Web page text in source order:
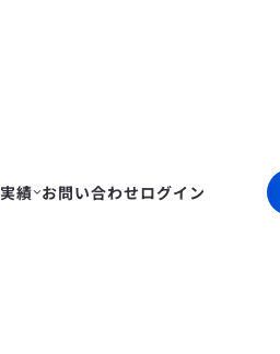
績 お問い合わせログイン